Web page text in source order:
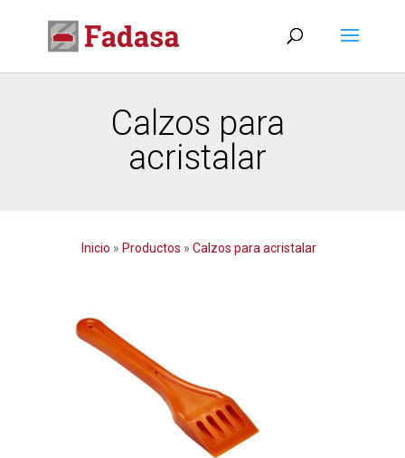
Calzos para
acristalar
Inicio » Productos » Calzos para acristalar